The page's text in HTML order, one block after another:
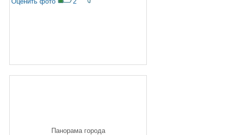
Панорама города